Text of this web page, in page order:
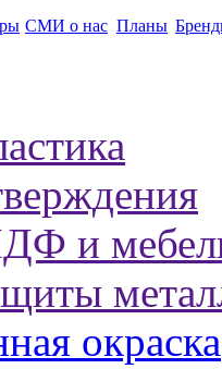
СМИ о нас Планы
и
окраска